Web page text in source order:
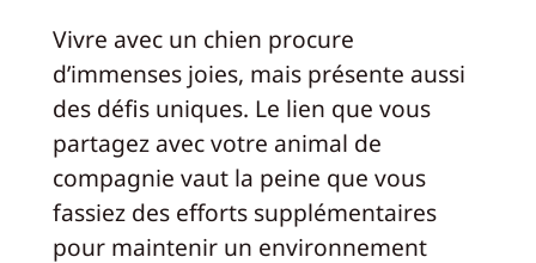
Vivre avec un chien procure
d’immenses joies, mais présente aussi
des défis uniques. Le lien que vous
partagez avec votre animal de
compagnie vaut la peine que vous
fassiez des efforts supplémentaires
pour maintenir un environnement